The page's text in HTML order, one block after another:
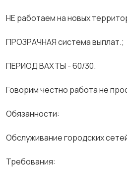
НЕ работаем на новых
ПРОЗРАЧНАЯ система выплат.;
ПЕРИОД ВАХТЫ - 60/30.
Говорим честно работа не
Обязанности:
Обслуживание городских
Требования: